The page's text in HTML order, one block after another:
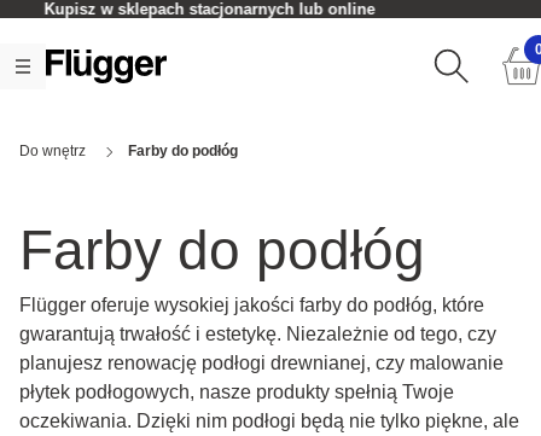
Czas realizacji zamówienia: 2-5 dni roboczych
Do wnętrz Farby do podłóg
Farby do podłóg
Flügger oferuje wysokiej jakości farby do podłóg, które
gwarantują trwałość i estetykę. Niezależnie od tego, czy
planujesz renowację podłogi drewnianej, czy malowanie
płytek podłogowych, nasze produkty spełnią Twoje
oczekiwania. Dzięki nim podłogi będą nie tylko piękne, ale